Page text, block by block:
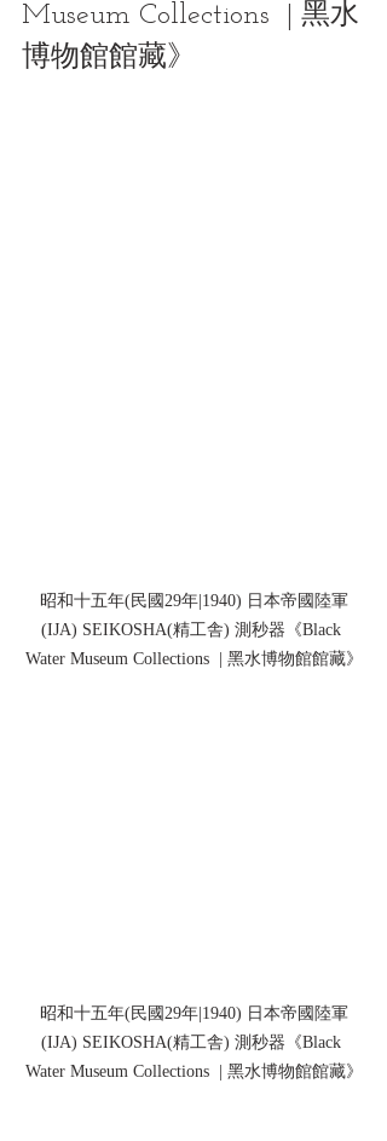
Museum Collections  | 黑水
博物館館藏》
昭和十五年(民國29年|1940) 日本帝國陸軍
(IJA) SEIKOSHA(精工舎) 測秒器《Black
Water Museum Collections  | 黑水博物館館藏》
昭和十五年(民國29年|1940) 日本帝國陸軍
(IJA) SEIKOSHA(精工舎) 測秒器《Black
Water Museum Collections  | 黑水博物館館藏》